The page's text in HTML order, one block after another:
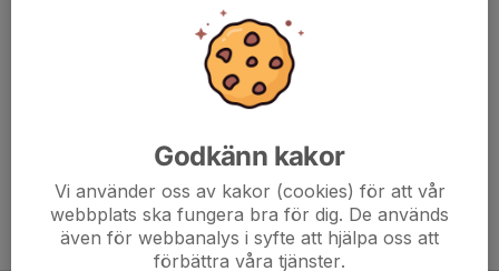
Godkänn kakor
Vi använder oss av kakor (cookies) för att vår
webbplats ska fungera bra för dig. De används
även för webbanalys i syfte att hjälpa oss att
förbättra våra tjänster.